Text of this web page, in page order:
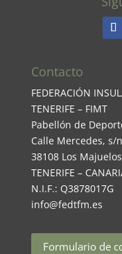
Contacto
FEDERACIÓN
TENERIFE – FIMT
Pabellón de
Calle Mercedes, s/
38108 Los
TENERIFE –
N.I.F.: Q3878017G
info@fedtfm.es
Formulario de